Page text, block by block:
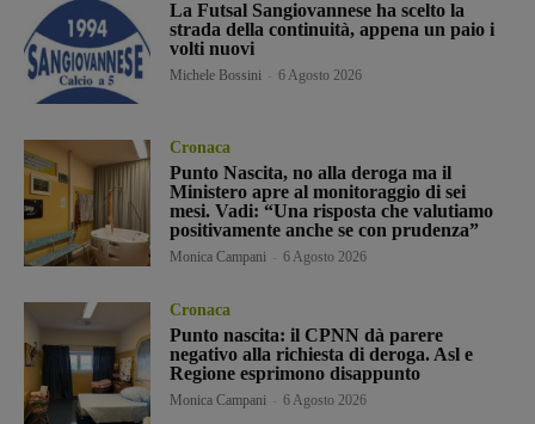
La Futsal Sangiovannese ha scelto la
strada della continuità, appena un paio i
volti nuovi
Michele Bossini 6 Agosto 2026
Cronaca
Punto Nascita, no alla deroga ma il
Ministero apre al monitoraggio di sei
mesi. Vadi: “Una risposta che valutiamo
positivamente anche se con prudenza”
Monica Campani 6 Agosto 2026
Cronaca
Punto nascita: il CPNN dà parere
negativo alla richiesta di deroga. Asl e
Regione esprimono disappunto
Monica Campani 6 Agosto 2026